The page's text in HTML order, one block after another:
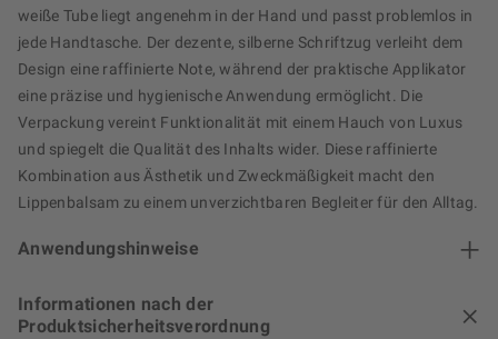
weiße Tube liegt angenehm in der Hand und passt problemlos in
jede Handtasche. Der dezente, silberne Schriftzug verleiht dem
Design eine raffinierte Note, während der praktische Applikator
eine präzise und hygienische Anwendung ermöglicht. Die
Verpackung vereint Funktionalität mit einem Hauch von Luxus
und spiegelt die Qualität des Inhalts wider. Diese raffinierte
Kombination aus Ästhetik und Zweckmäßigkeit macht den
Lippenbalsam zu einem unverzichtbaren Begleiter für den Alltag.
Anwendungshinweise
Informationen nach der
Produktsicherheitsverordnung